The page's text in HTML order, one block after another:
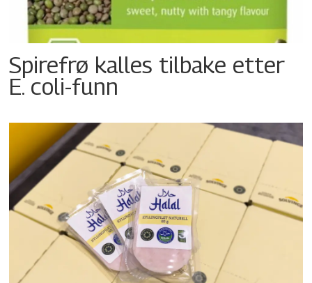
Spirefrø kalles tilbake etter
E. coli-funn